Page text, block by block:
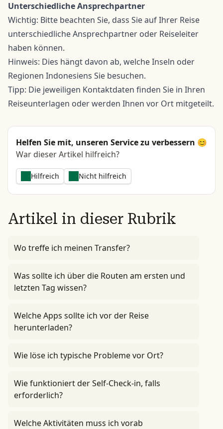
Unterschiedliche Ansprechpartner
Wichtig: Bitte beachten Sie, dass Sie auf Ihrer Reise
unterschiedliche Ansprechpartner oder Reiseleiter
haben können.
Hinweis: Dies hängt davon ab, welche Inseln oder
Regionen Indonesiens Sie besuchen.
Tipp: Die jeweiligen Kontaktdaten finden Sie in Ihren
Reiseunterlagen oder werden Ihnen vor Ort mitgeteilt.
Helfen Sie mit, unseren Service zu verbessern 😊
War dieser Artikel hilfreich?
Hilfreich Nicht hilfreich
Artikel in dieser Rubrik
Wo treffe ich meinen Transfer?
Was sollte ich über die Routen am ersten und
letzten Tag wissen?
Welche Apps sollte ich vor der Reise
herunterladen?
Wie löse ich typische Probleme vor Ort?
Wie funktioniert der Self-Check-in, falls
erforderlich?
Welche Aktivitäten muss ich vorab